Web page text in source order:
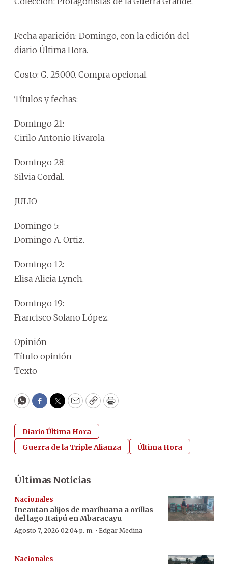
Fecha aparición: Domingo, con la edición del
diario Última Hora.
Costo: G. 25.000. Compra opcional.
Títulos y fechas:
Domingo 21:
Cirilo Antonio Rivarola.
Domingo 28:
Silvia Cordal.
JULIO
Domingo 5:
Domingo A. Ortiz.
Domingo 12:
Elisa Alicia Lynch.
Domingo 19:
Francisco Solano López.
Opinión
Título opinión
Texto
WhatsApp
Facebook
Twitter
EmailCopyPrint
Diario Última Hora
Guerra de la Triple Alianza
Última Hora
Últimas Noticias
Nacionales
Incautan alijos de marihuana a orillas
del lago Itaipú en Mbaracayu
Agosto 7, 2026 02:04 p. m. · Edgar Medina
Nacionales